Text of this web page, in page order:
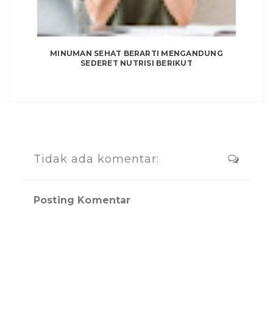
MINUMAN SEHAT BERARTI MENGANDUNG
SEDERET NUTRISI BERIKUT
Tidak ada komentar:
Posting Komentar